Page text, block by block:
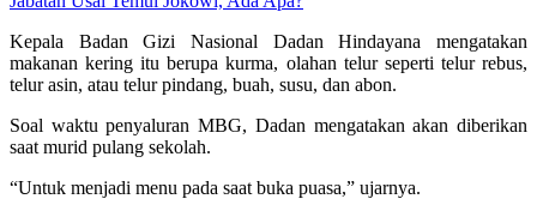
Kepala Badan Gizi Nasional Dadan Hindayana mengatakan
makanan kering itu berupa kurma, olahan telur seperti telur rebus,
telur asin, atau telur pindang, buah, susu, dan abon.
Soal waktu penyaluran MBG, Dadan mengatakan akan diberikan
saat murid pulang sekolah.
“Untuk menjadi menu pada saat buka puasa,” ujarnya.